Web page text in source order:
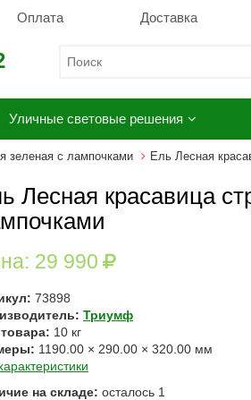
Оплата Доставка
Уличные световые решения
зеленая с лампочками Ель Лесная
Лесная красавица
29 990
73898
Триумф
10 кг
1190.00 × 290.00 × 320.00 мм
на складе: осталось 1